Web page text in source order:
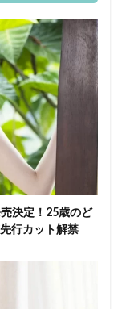
決定！25歳のど
行カット解禁